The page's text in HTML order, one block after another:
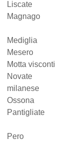
Liscate
Magnago
Mediglia
Mesero
Motta visconti
Novate
milanese
Ossona
Pantigliate
Pero